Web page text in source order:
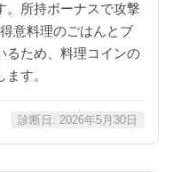
。所持ボーナスで攻撃
意料理のごはんとブ
るため、料理コインの
す。
診断日: 2026年5月30日